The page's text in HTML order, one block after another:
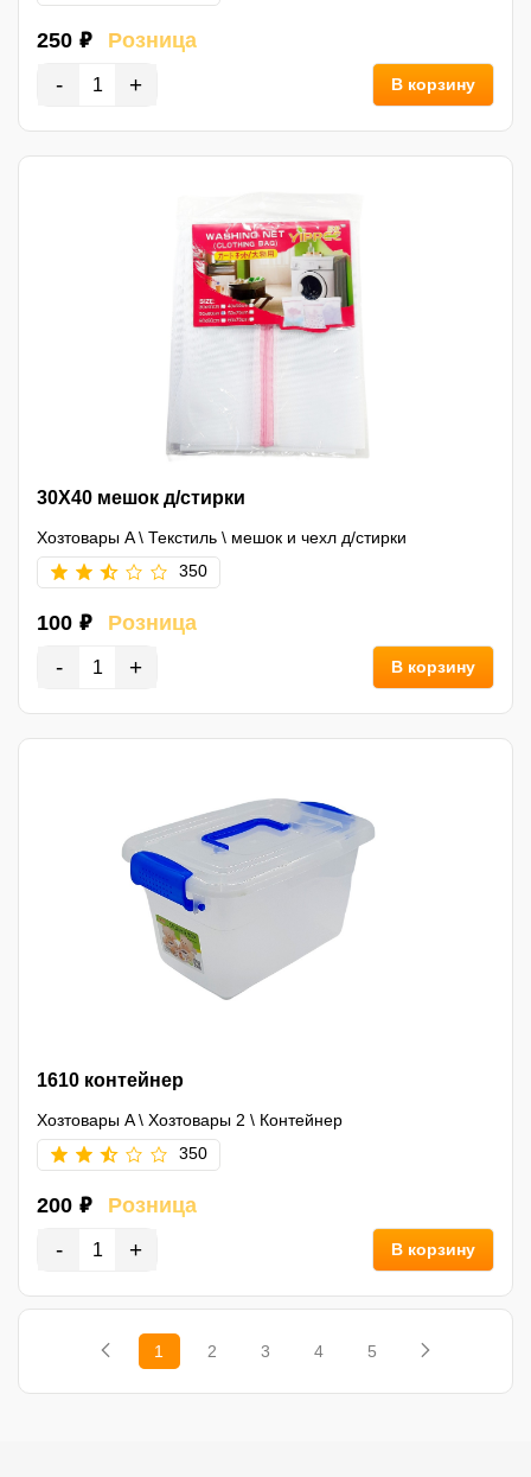
250 ₽ Розница
- + В корзину
30X40 мешок д/стирки
Хозтовары A\ Текстиль \ мешок и чехл д/стирки
350
100 ₽ Розница
- + В корзину
1610 контейнер
Хозтовары A\ Хозтовары 2 \ Контейнер
350
200 ₽ Розница
- + В корзину
1 2 3 4 5